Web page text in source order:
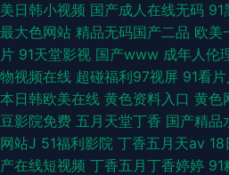
美日韩小视频 国产成人在线无码 91
最大色网站 精品无码国产二品 欧美
片 91天堂影视 国产www 成年人伦
物视频在线 超碰福利97视屏 91看
本日韩欧美在线 黄色资料入口 黄色
豆影院免费 五月天堂丁香 国产精品
网站J 51福利影院 丁香五月天av 18
产在线短视频 丁香五月丁香婷婷 91